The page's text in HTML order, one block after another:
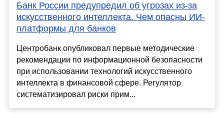
Банк России предупредил об угрозах из-за
искусственного интеллекта. Чем опасны ИИ-
платформы для банков
Центробанк опубликовал первые методические
рекомендации по информационной безопасности
при использовании технологий искусственного
интеллекта в финансовой сфере. Регулятор
систематизировал риски прим...